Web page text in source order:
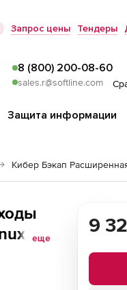
Запрос цены Тендеры
8 (800) 200-08-60
sales.r@softline.com
Защита информации
Кибер Бэкап
-еще
9